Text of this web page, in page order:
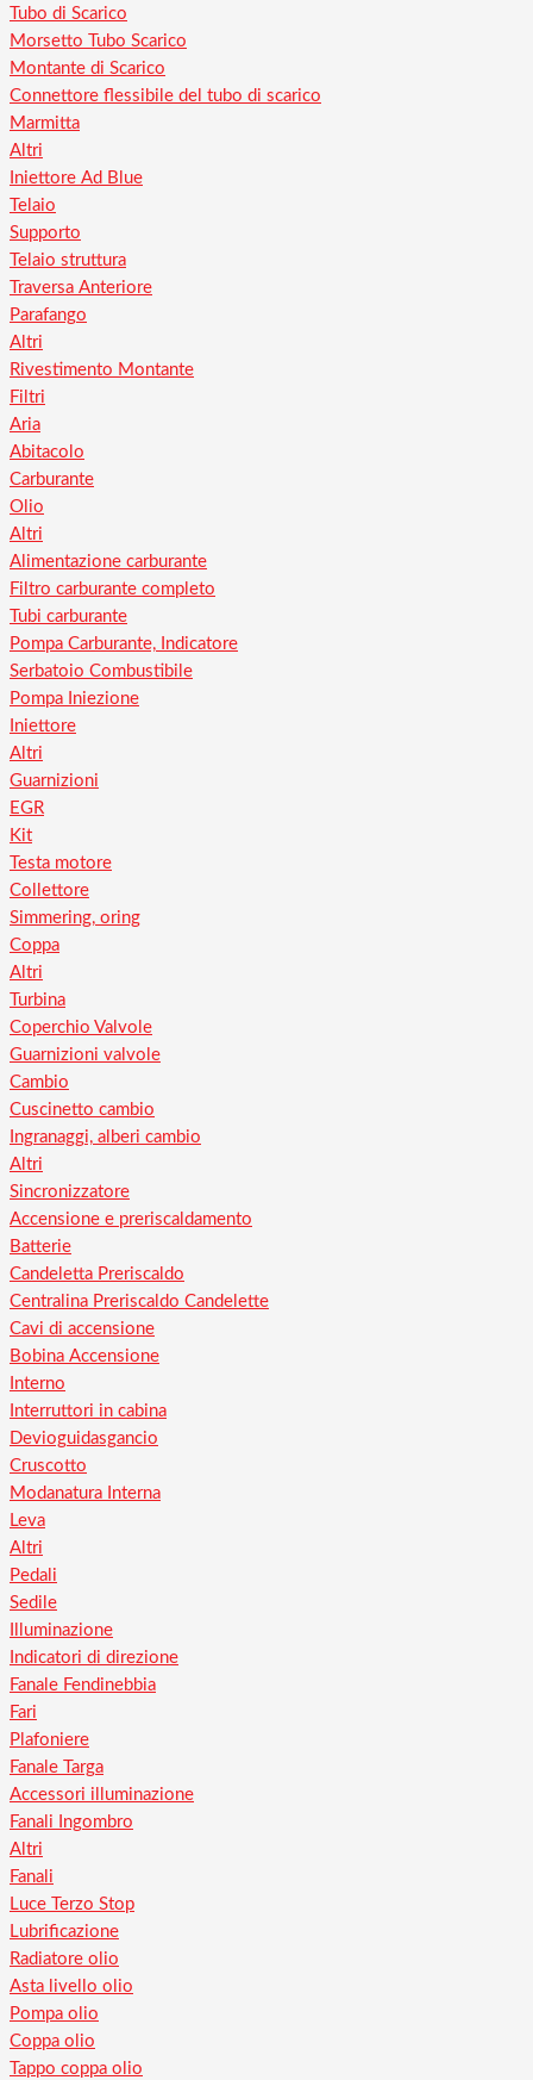
Tubo di Scarico
Morsetto Tubo Scarico
Montante di Scarico
Connettore flessibile del tubo di scarico
Marmitta
Altri
Iniettore Ad Blue
Telaio
Supporto
Telaio struttura
Traversa Anteriore
Parafango
Altri
Rivestimento Montante
Filtri
Aria
Abitacolo
Carburante
Olio
Altri
Alimentazione carburante
Filtro carburante completo
Tubi carburante
Pompa Carburante, Indicatore
Serbatoio Combustibile
Pompa Iniezione
Iniettore
Altri
Guarnizioni
EGR
Kit
Testa motore
Collettore
Simmering, oring
Coppa
Altri
Turbina
Coperchio Valvole
Guarnizioni valvole
Cambio
Cuscinetto cambio
Ingranaggi, alberi cambio
Altri
Sincronizzatore
Accensione e preriscaldamento
Batterie
Candeletta Preriscaldo
Centralina Preriscaldo Candelette
Cavi di accensione
Bobina Accensione
Interno
Interruttori in cabina
Devioguidasgancio
Cruscotto
Modanatura Interna
Leva
Altri
Pedali
Sedile
Illuminazione
Indicatori di direzione
Fanale Fendinebbia
Fari
Plafoniere
Fanale Targa
Accessori illuminazione
Fanali Ingombro
Altri
Fanali
Luce Terzo Stop
Lubrificazione
Radiatore olio
Asta livello olio
Pompa olio
Coppa olio
Tappo coppa olio